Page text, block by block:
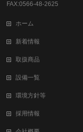
FAX:0566-48-2625
ホーム
新着情報
取扱商品
設備一覧
環境方針等
採用情報